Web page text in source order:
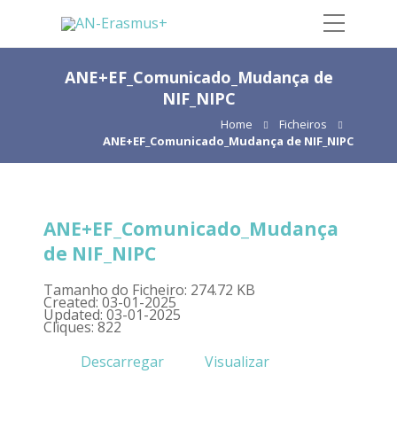
ANE+EF_Comunicado_Mudança de
NIF_NIPC
Home
Ficheiros
ANE+EF_Comunicado_Mudança de NIF_NIPC
ANE+EF_Comunicado_Mudança
de NIF_NIPC
Tamanho do Ficheiro: 274.72 KB
Created: 03-01-2025
Updated: 03-01-2025
Cliques: 822
Descarregar
Visualizar